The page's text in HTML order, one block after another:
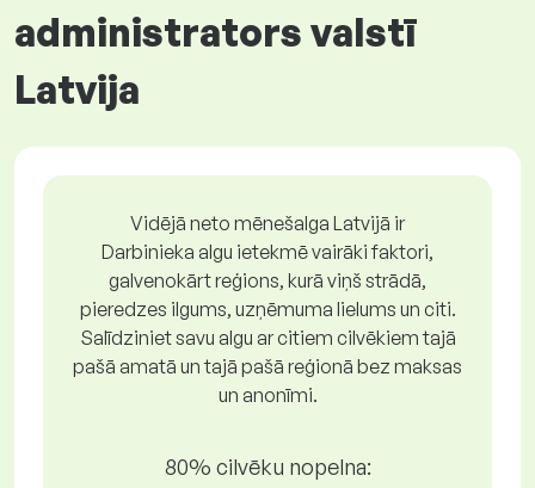
administrators valstī
Latvija
Vidējā neto mēnešalga Latvijā ir
Darbinieka algu ietekmē vairāki faktori,
galvenokārt reģions, kurā viņš strādā,
pieredzes ilgums, uzņēmuma lielums un citi.
Salīdziniet savu algu ar citiem cilvēkiem tajā
pašā amatā un tajā pašā reģionā bez maksas
un anonīmi.
80% cilvēku nopelna: